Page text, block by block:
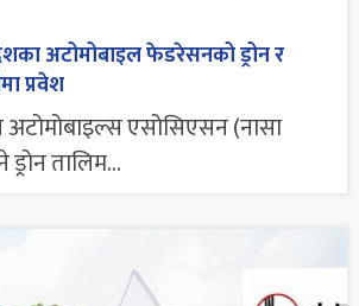
अटोमोबाइल फेडरेसनको ड्रोन र
प्रवेश
अटोमोबाइल्स एसोसिएसन (नासा
तालिम...